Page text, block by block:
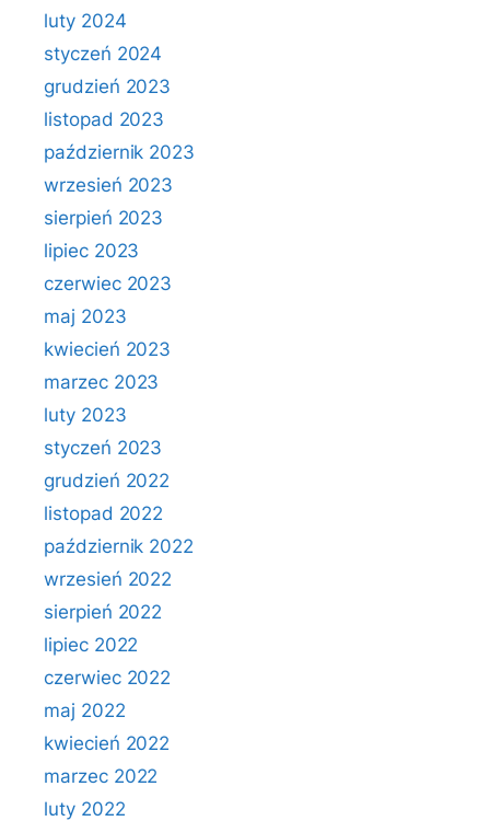
luty 2024
styczeń 2024
grudzień 2023
listopad 2023
październik 2023
wrzesień 2023
sierpień 2023
lipiec 2023
czerwiec 2023
maj 2023
kwiecień 2023
marzec 2023
luty 2023
styczeń 2023
grudzień 2022
listopad 2022
październik 2022
wrzesień 2022
sierpień 2022
lipiec 2022
czerwiec 2022
maj 2022
kwiecień 2022
marzec 2022
luty 2022